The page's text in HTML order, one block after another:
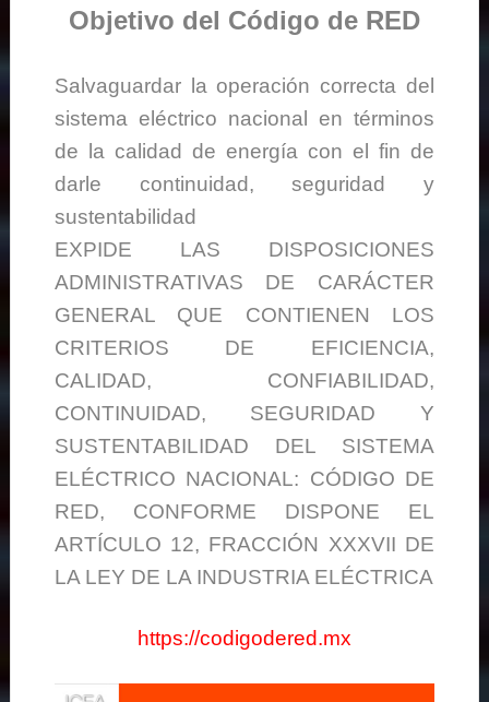
Objetivo del Código de RED
Salvaguardar la operación correcta del
sistema eléctrico nacional en términos
de la calidad de energía con el fin de
darle continuidad, seguridad y
sustentabilidad
EXPIDE LAS DISPOSICIONES
ADMINISTRATIVAS DE CARÁCTER
GENERAL QUE CONTIENEN LOS
CRITERIOS DE EFICIENCIA,
CALIDAD, CONFIABILIDAD,
CONTINUIDAD, SEGURIDAD Y
SUSTENTABILIDAD DEL SISTEMA
ELÉCTRICO NACIONAL: CÓDIGO DE
RED, CONFORME DISPONE EL
ARTÍCULO 12, FRACCIÓN XXXVII DE
LA LEY DE LA INDUSTRIA ELÉCTRICA
https://codigodered.mx